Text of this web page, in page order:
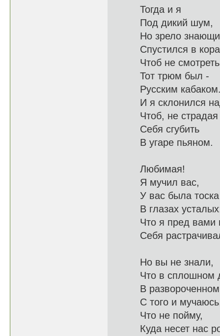
Тогда и я
Под
Но зрело
Спустился в
Чтоб не
Тот трюм был -
И я
Чтоб, не
Себя сгубить
В
Любимая!
Я
У вас была тоска
В
Что я
Себя
Но вы не знали,
Что в
В
С того и
Что
Куда несет